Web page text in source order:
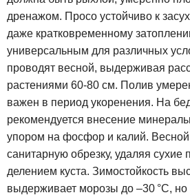
дренажом. Просо устойчиво к
даже кратковременному
универсальным для различных
проводят весной, выдерживая
растениями 60-80 см. Полив
важен в период укоренения. На
рекомендуется внесение
упором на фосфор и калий.
санитарную обрезку, удаляя сухие
делением куста. Зимостойкость
выдерживает морозы до –30 °C, но